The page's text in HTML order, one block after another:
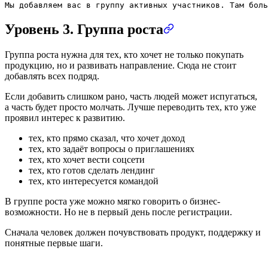
Мы добавляем вас в группу активных участников. Там
Уровень 3. Группа роста
Группа роста нужна для тех, кто хочет не только покупать
продукцию, но и развивать направление. Сюда не стоит
добавлять всех подряд.
Если добавить слишком рано, часть людей может испугаться,
а часть будет просто молчать. Лучше переводить тех, кто уже
проявил интерес к развитию.
тех, кто прямо сказал, что хочет доход
тех, кто задаёт вопросы о приглашениях
тех, кто хочет вести соцсети
тех, кто готов сделать лендинг
тех, кто интересуется командой
В группе роста уже можно мягко говорить о бизнес-
возможности. Но не в первый день после регистрации.
Сначала человек должен почувствовать продукт, поддержку и
понятные первые шаги.